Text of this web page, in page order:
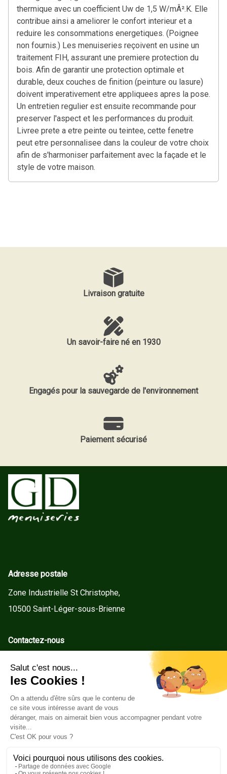
thermique avec un coefficient Uw de 1,5 W/mÂ².K. Elle
contribue ainsi a ameliorer le confort interieur et a
reduire les consommations energetiques. (Poignee
non fournis.) Les menuiseries reçoivent en usine un
traitement FIH, assurant une premiere protection du
bois. Afin de garantir une protection optimale et
durable, deux couches de finition (peinture ou lasure)
doivent imperativement etre appliquees apres la pose.
Un entretien regulier est ensuite recommande pour
preserver l'aspect et les performances du produit.
Livree prete a etre peinte ou teintee, cette fenetre
peut etre personnalisee dans la couleur de votre choix
afin de s'harmoniser parfaitement avec la façade et le
style de votre maison.
Livraison gratuite
Un savoir-faire né en 1930
Engagés pour la sauvegarde de l'environnement
Paiement sécurisé
Adresse postale
Zone Industrielle St Christophe,
10500 Saint-Léger-sous-Brienne
Contactez-nous
Tel : +33(0)3 25 92 78 60
Service client
Conditions Générales de Vente
Mentions légales
Politique de cookies